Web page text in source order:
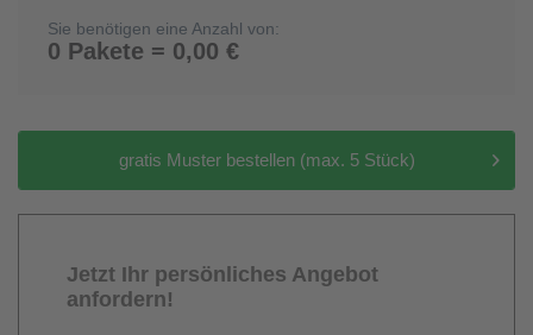
Sie benötigen eine Anzahl von:
0 Pakete = 0,00 €
gratis Muster bestellen (max. 5 Stück)
Jetzt Ihr persönliches Angebot
anfordern!